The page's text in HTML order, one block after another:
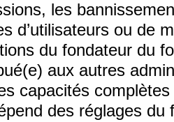
les
d’utilisateurs ou de
du fondateur du
aux autres
capacités
des réglages du